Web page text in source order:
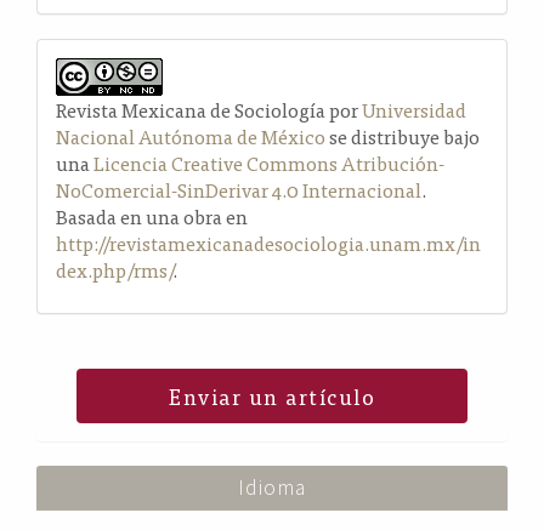
Revista Mexicana de Sociología porUniversidad
Nacional Autónoma de Méxicose distribuye bajo
unaLicencia Creative Commons Atribución-
NoComercial-SinDerivar 4.0 Internacional.
Basada en una obra en
http://revistamexicanadesociologia.unam.mx/in
dex.php/rms/.
Enviar un artículo
Idioma